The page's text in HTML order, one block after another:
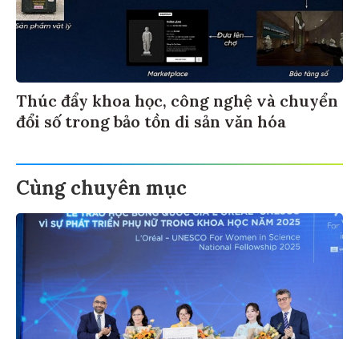
Thúc đẩy khoa học, công nghệ và chuyển
đổi số trong bảo tồn di sản văn hóa
Cùng chuyên mục